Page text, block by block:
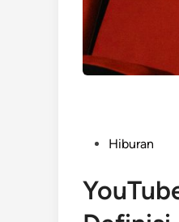
PostedHiburan